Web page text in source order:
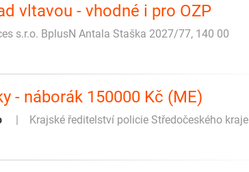
vltavou - vhodné i pro OZP
s.r.o. BplusN Antala Staška 2027/77, 140 00
- náborák 150000 Kč (ME)
Krajské ředitelství policie Středočeského kraje